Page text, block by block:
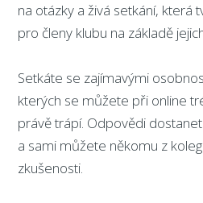
na otázky a živá setkání, která
pro členy klubu na základě
Setkáte se zajímavými
kterých se můžete při online
právě trápí. Odpovědi
a sami můžete někomu z
zkušenosti.